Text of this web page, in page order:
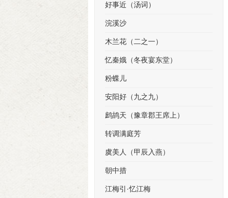
好事近（汤词）
浣溪沙
木兰花（二之一）
忆秦娥（冬夜宴东堂）
粉蝶儿
安阳好（九之九）
鹧鸪天（豫章郡王席上）
转调满庭芳
虞美人（甲辰入燕）
朝中措
江梅引·忆江梅